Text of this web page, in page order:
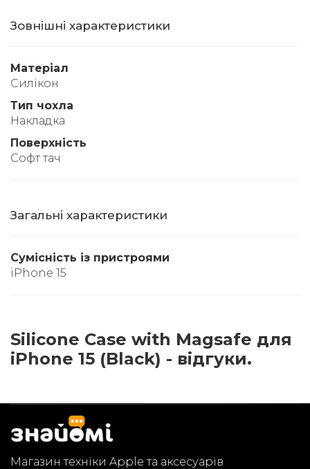
Зовнішні характеристики
Матеріал
Силікон
Тип чохла
Накладка
Поверхність
Софт тач
Загальні характеристики
Сумісність із пристроями
iPhone 15
Silicone Case with Magsafe для
iPhone 15 (Black) - відгуки.
Магазин техніки Apple та аксесуарів